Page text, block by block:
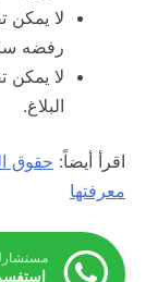
لا يمكن
رفضه
لا يمكن
البلاغ.
اقرأ أيضاً: حقوق
معرفتها
مستشارك
استفسر